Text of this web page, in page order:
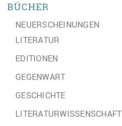
BÜCHER
NEUERSCHEINUNGEN
LITERATUR
EDITIONEN
GEGENWART
GESCHICHTE
LITERATURWISSENSCHAFT